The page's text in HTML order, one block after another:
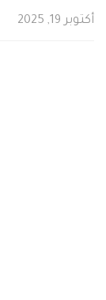
أكتوبر 19, 2025